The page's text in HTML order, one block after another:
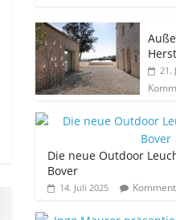
21.
Die neue Outdoor
Bover
14. Juli 2025